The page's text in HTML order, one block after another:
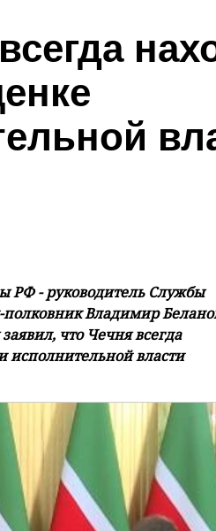
РФ - руководитель Службы
Владимир
что Чечня всегда
исполнительной власти